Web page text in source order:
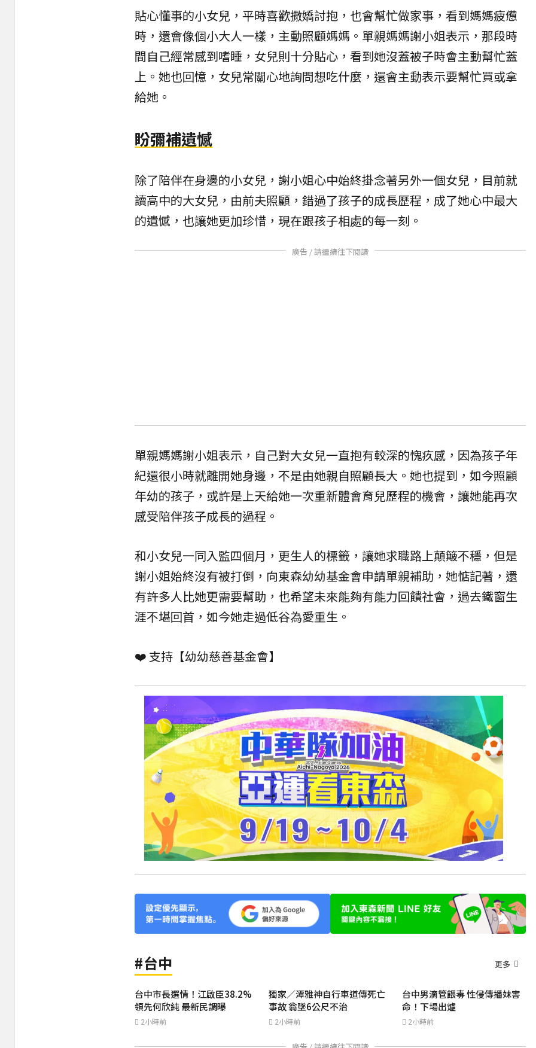
貼心懂事的小女兒，平時喜歡撒嬌討抱，也會幫忙做家事，看到媽媽疲憊
時，還會像個小大人一樣，主動照顧媽媽。單親媽媽謝小姐表示，那段時
間自己經常感到嗜睡，女兒則十分貼心，看到她沒蓋被子時會主動幫忙蓋
上。她也回憶，女兒常關心地詢問想吃什麼，還會主動表示要幫忙買或拿
給她。
盼彌補遺憾
除了陪伴在身邊的小女兒，謝小姐心中始終掛念著另外一個女兒，目前就
讀高中的大女兒，由前夫照顧，錯過了孩子的成長歷程，成了她心中最大
的遺憾，也讓她更加珍惜，現在跟孩子相處的每一刻。
廣告 / 請繼續往下閱讀
單親媽媽謝小姐表示，自己對大女兒一直抱有較深的愧疚感，因為孩子年
紀還很小時就離開她身邊，不是由她親自照顧長大。她也提到，如今照顧
年幼的孩子，或許是上天給她一次重新體會育兒歷程的機會，讓她能再次
感受陪伴孩子成長的過程。
和小女兒一同入監四個月，更生人的標籤，讓她求職路上顛簸不穩，但是
謝小姐始終沒有被打倒，向東森幼幼基金會申請單親補助 ，她惦記著，還
有許多人比她更需要幫助，也希望未來能夠有能力回饋社會，過去鐵窗生
涯不堪回首，如今她走過低谷為愛重生。
❤️ 支持【幼幼慈善基金會】
#台中 更多
台中市長選情！江啟臣38.2%
領先何欣純 最新民調曝
2小時前
獨家／潭雅神自行車道傳死亡
事故 翁墜6公尺不治
2小時前
台中男滴管餵毒 性侵傳播妹害
命！下場出爐
2小時前